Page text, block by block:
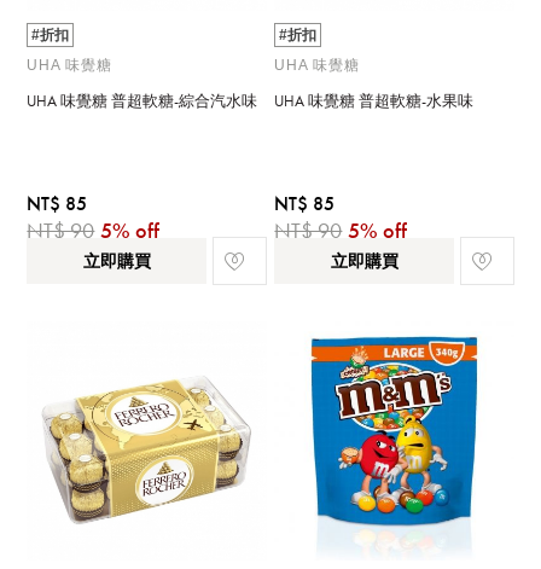
#折扣
UHA 味覺糖
UHA 味覺糖 普超軟糖-綜合汽水味
NT$ 85
NT$ 90 5% off
立即購買
#折扣
UHA 味覺糖
UHA 味覺糖 普超軟糖-水果味
NT$ 85
NT$ 90 5% off
立即購買